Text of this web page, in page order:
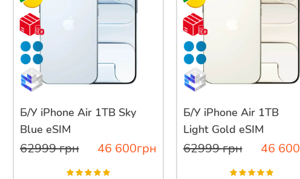
Б/У iPhone Air 1TB Sky
Blue eSIM
62999грн 46 600грн
Б/У iPhone Air 1TB
Light Gold eSIM
62999грн 46 600